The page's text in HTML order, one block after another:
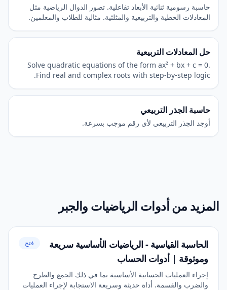
حاسبة رسومية ثنائية الأبعاد تفاعلية. تصور الدوال الرياضية مثل
المعادلات الخطية والتربيعية والمثلثية. مثالية للطلاب والمعلمين.
حل المعادلات التربيعية
Solve quadratic equations of the form ax² + bx + c = 0.
Find real and complex roots with step-by-step logic.
حاسبة الجذر التربيعي
أوجد الجذر التربيعي لأي رقم موجب بسرعة.
المزيد من أدوات الرياضيات والجبر
الحاسبة القياسية - الرياضيات الأساسية سريعة
وموثوقة | أدوات الحساب
فتح
إجراء العمليات الحسابية الأساسية بما في ذلك الجمع والطرح
والضرب والقسمة. أداة حديثة وسريعة الاستجابة لإجراء العمليات